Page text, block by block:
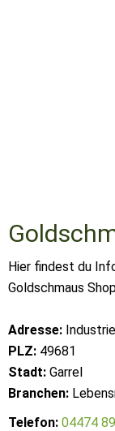
Hier findest du
Goldschmaus
Adresse:
PLZ: 49681
Stadt: Garrel
Branchen:
Telefon: 04474